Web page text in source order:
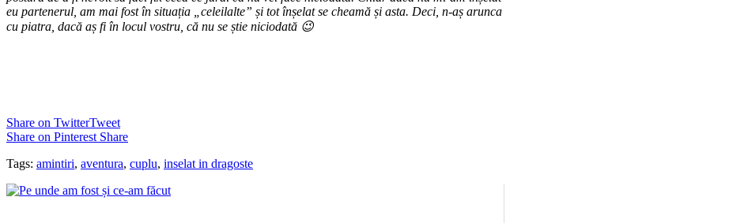
eu partenerul, am mai fost în situația „celeilalte” și tot înșelat se cheamă și asta. Deci, n-aș arunca
cu piatra, dacă aș fi în locul vostru, că nu se știe niciodată 😉
Share on TwitterTweet
Share on Pinterest Share
Tags: amintiri, aventura, cuplu, inselat in dragoste